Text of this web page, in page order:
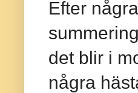
Efter
det blir i
några